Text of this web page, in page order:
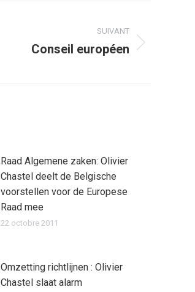
SUIVANT
Conseil européen
Raad Algemene zaken: Olivier
Chastel deelt de Belgische
voorstellen voor de Europese
Raad mee
22 octobre 2011
Omzetting richtlijnen : Olivier
Chastel slaat alarm